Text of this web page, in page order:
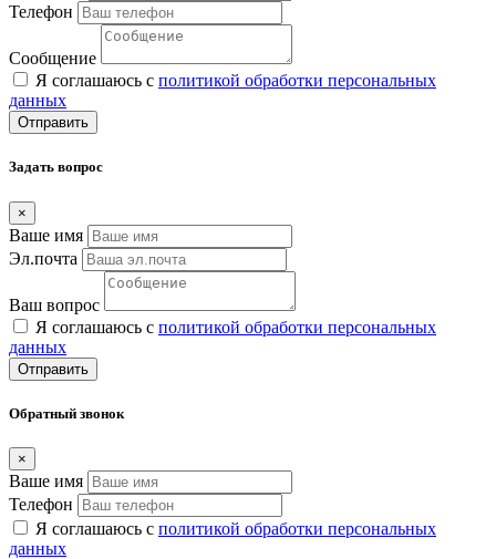
Телефон
Сообщение
Я соглашаюсь с политикой обработки персональных
данных
Отправить
Задать вопрос
×
Ваше имя
Эл.почта
Ваш вопрос
Я соглашаюсь с политикой обработки персональных
данных
Отправить
Обратный звонок
×
Ваше имя
Телефон
Я соглашаюсь с политикой обработки персональных
данных